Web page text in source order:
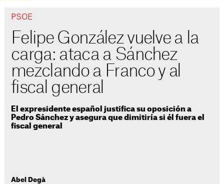
PSOE
Felipe González vuelve a la
carga: ataca a Sánchez
mezclando a Franco y al
fiscal general
El expresidente español justifica su oposición a
Pedro Sánchez y asegura que dimitiría si él fuera el
fiscal general
Abel Degà